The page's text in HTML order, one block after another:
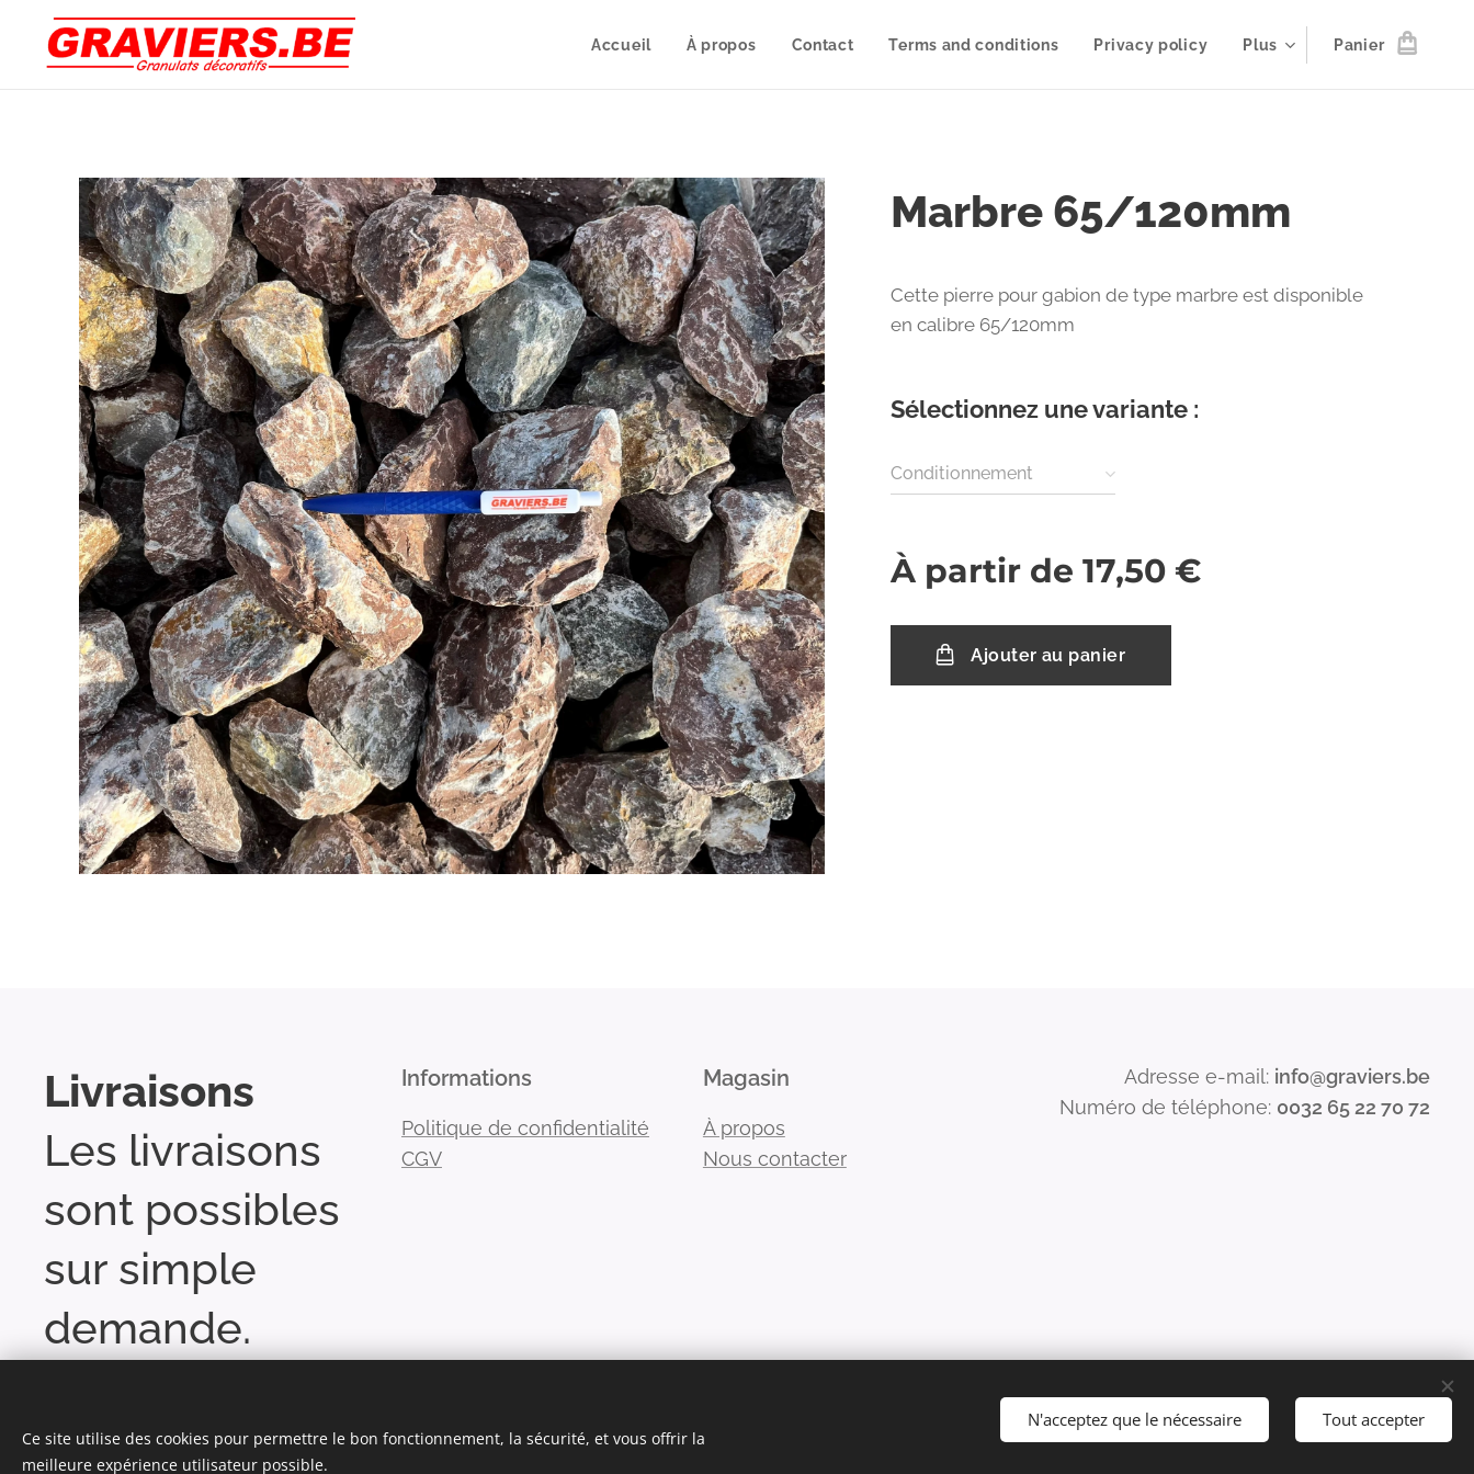
Accueil À propos Contact Terms and conditions Privacy policy Plus Panier
Marbre 65/120mm
Cette pierre pour gabion de type marbre est disponible
en calibre 65/120mm
Sélectionnez une variante :
Conditionnement
À partir de 17,50 €
Ajouter au panier
Livraisons
Les livraisons
sont possibles
sur simple
demande.
Informations
Politique de confidentialité
CGV
Magasin
À propos
Nous contacter
Adresse e-mail: info@graviers.be
Numéro de téléphone: 0032 65 22 70 72
Ce site utilise des cookies pour permettre le bon fonctionnement, la sécurité, et vous offrir la
meilleure expérience utilisateur possible.
N'acceptez que le nécessaire Tout accepter